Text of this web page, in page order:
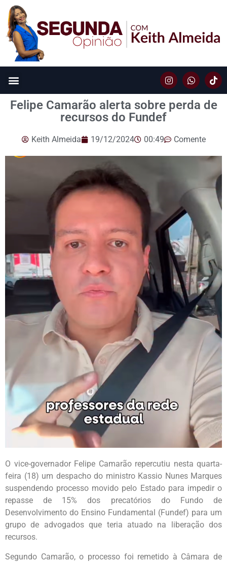
Felipe Camarão alerta sobre perda de
recursos do Fundef
Keith Almeida 19/12/2024 00:49 Comente
O vice-governador Felipe Camarão repercutiu nesta quarta-
feira (18) um despacho do ministro Kassio Nunes Marques
suspendendo processo movido pelo Estado para impedir o
repasse de 15% dos precatórios do Fundo de
Desenvolvimento do Ensino Fundamental (Fundef) para um
grupo de advogados que teria atuado na liberação dos
recursos.
Segundo Camarão, o processo foi remetido à Câmara de